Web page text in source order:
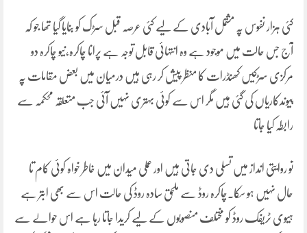
کئی ہزار نفوس پہ مشتمل آبادی کے لیے کئی عرصہ قبل سڑک کو بنایا گیا تھا جو کہ
آج جس حالت میں موجود ہے وہ انتہائی قابل توجہ ہے پرانا چاکرہ،نیو چاکرہ دو
مرکزی سڑکیں کھنڈرات کا منظر پیش کر رہی ہیں درمیان میں بعض مقامات پہ
پیوندکاریاں کی گئی ہیں مگر اس سے کوئی بہتری نہیں آئی جب متعلقہ محکمہ سے
رابطہ کیا جاتا
تو روایتی انداز میں تسلی دی جاتی ہیں اور عملی میدان میں خاطر خواہ کوئی کام تا
حال نہیں ہو سکا۔چاکرہ روڈ سے ملحق سادہ روڈ کی حالت اس سے بھی ابتر ہے
ہیوی ٹریفک روڈ کو مختلف منصوبوں کے لیے کریدا جاتا رہا ہے اس حوالے سے